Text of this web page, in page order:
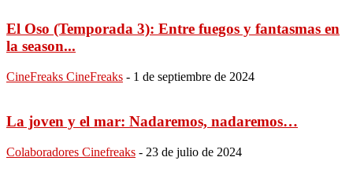
El Oso (Temporada 3): Entre fuegos y fantasmas en
la season...
CineFreaks CineFreaks - 1 de septiembre de 2024
La joven y el mar: Nadaremos, nadaremos…
Colaboradores Cinefreaks - 23 de julio de 2024